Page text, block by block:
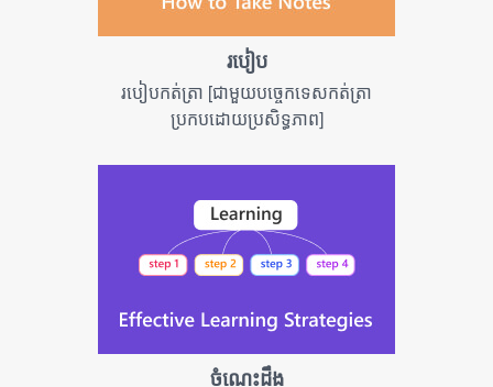
របៀប
របៀបកត់ត្រា [ជាមួយបច្ចេកទេសកត់ត្រា
ប្រកបដោយប្រសិទ្ធភាព]
ចំណេះដឹង